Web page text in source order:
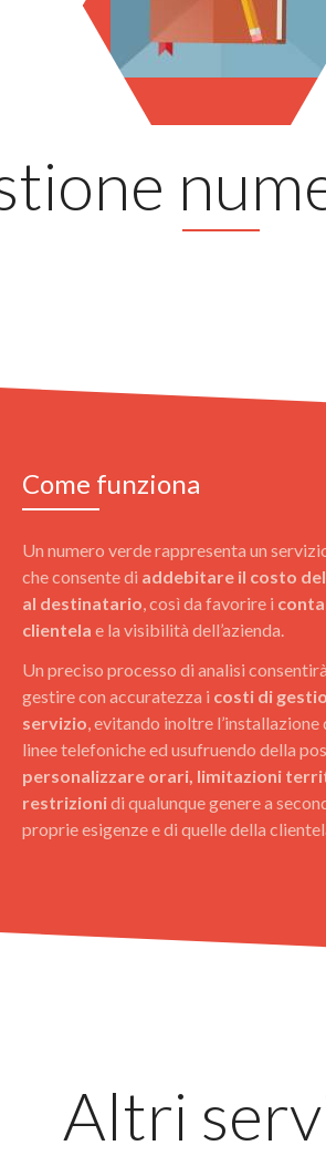
Come funziona
Un numero verde rappresenta un
che consente di addebitare il costo
al destinatario, così da favorire i
clientela e la visibilità dell’azienda.
Un preciso processo di analisi
gestire con accuratezza i costi di
servizio, evitando inoltre l’installazione
linee telefoniche ed usufruendo della
personalizzare orari, limitazioni
restrizionidi qualunque genere a
proprie esigenze e di quelle della
Altri